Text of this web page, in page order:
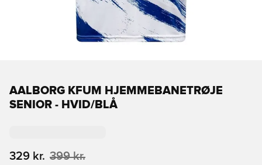
AALBORG KFUM HJEMMEBANETRØJE
SENIOR - HVID/BLÅ
329 kr. 399 kr.